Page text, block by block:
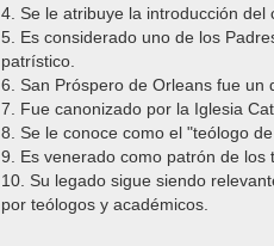
4. Se le atribuye la introducción del
5. Es considerado uno de los
patrístico.
6. San Próspero de Orleans fue un
7. Fue canonizado por la Iglesia
8. Se le conoce como el "teólogo
9. Es venerado como patrón de los
10. Su legado sigue siendo
por teólogos y académicos.